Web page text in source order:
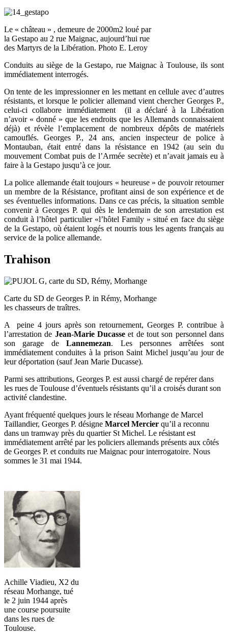
Le « château » , demeure de 2000m2 loué par
la Gestapo au 2 rue Maignac, aujourd’hui rue
des Martyrs de la Libération. Photo E. Leroy
Conduits au siège de la Gestapo, rue Maignac à Toulouse, ils sont
immédiatement interrogés.
On tente de les impressionner en les mettant en cellule avec d’autres
résistants, et lorsque le policier allemand vient chercher Georges P.,
celui-ci collabore immédiatement (il a déclaré à la Libération
n’avoir « donné » que les endroits que les Allemands connaissaient
déjà) et révèle l’emplacement de nombreux dépôts de matériels
camouflés. Georges P., 24 ans, ancien inspecteur de police à
Montauban, était entré dans la résistance en 1942 (au sein du
mouvement Combat puis de l’Armée secrète) et n’avait jamais eu à
faire à la Gestapo jusqu’à ce jour.
La police allemande était toujours « heureuse » de pouvoir retourner
un membre de la Résistance, profitant ainsi de son expérience et de
ses éventuelles informations. Dans ce cas précis, la situation semble
convenir à Georges P. qui dès le lendemain de son arrestation est
conduit à l’hôtel particulier «l’hôtel Family » situé en face du siège
de la Gestapo, où étaient logés et nourris tous les agents français au
service de la police allemande.
Trahison
Carte du SD de Georges P. in Rémy, Morhange
les chasseurs de traîtres.
A peine 4 jours après son retournement, Georges P. contribue à
l’arrestation de Jean-Marie Ducasse et de tout son personnel dans
son garage deLannemezan. Les personnes arrêtées sont
immédiatement conduites à la prison Saint Michel jusqu’au jour de
leur déportation (sauf Jean Marie Ducasse).
Parmi ses attributions, Georges P. est aussi chargé de repérer dans
les rues de Toulouse d’éventuels résistants qu’il a croisés durant son
activité clandestine.
Ayant fréquenté quelques jours le réseau Morhange de Marcel
Taillandier, Georges P. désigne Marcel Mercier qu’il a reconnu
dans un tramway près du quartier St Michel. Le résistant est
immédiatement arrêté par les policiers allemands présents aux côtés
de Georges P. et conduits rue Maignac pour interrogatoire. Nous
sommes le 31 mai 1944.
Achille Viadieu, X2 du
réseau Morhange, tué
le 2 juin 1944 après
une course poursuite
dans les rues de
Toulouse.